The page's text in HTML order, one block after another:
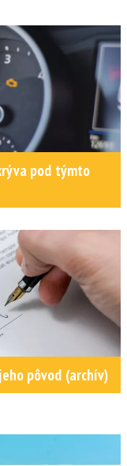
pod týmto
pôvod (archív)